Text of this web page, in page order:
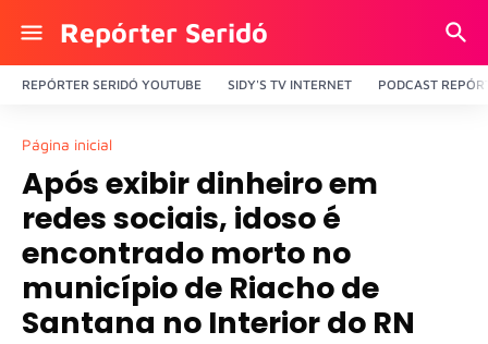
Repórter Seridó
REPÓRTER SERIDÓ YOUTUBE SIDY'S TV INTERNET PODCAST
Página inicial
Após exibir dinheiro em
redes sociais, idoso é
encontrado morto no
município de Riacho de
Santana no Interior do RN